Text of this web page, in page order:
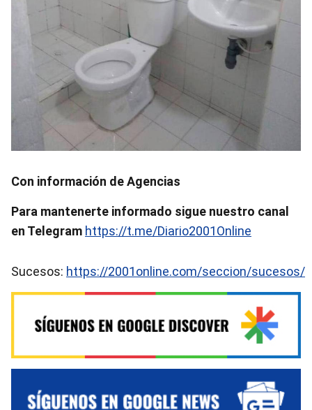
Con información de Agencias
Para mantenerte informado sigue nuestro canal
en Telegram https://t.me/Diario2001Online
Sucesos: https://2001online.com/seccion/sucesos/